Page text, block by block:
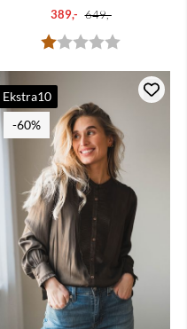
Karakter:
389,- 649,-
Ekstra10
-60%